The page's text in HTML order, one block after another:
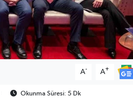
A- A+
Okunma Süresi: 5 Dk